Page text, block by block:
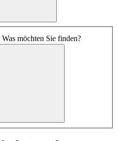
Was möchten Sie finden?